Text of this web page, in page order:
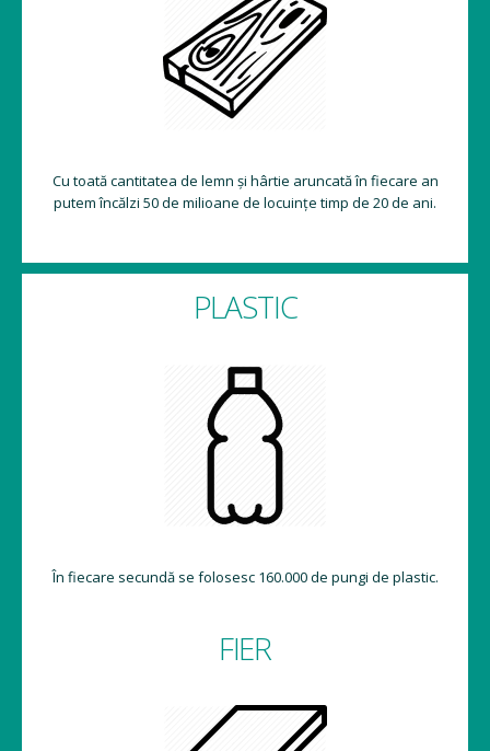
Cu toată cantitatea de lemn și hârtie aruncată în fiecare an
putem încălzi 50 de milioane de locuințe timp de 20 de ani.
PLASTIC
În fiecare secundă se folosesc 160.000 de pungi de plastic.
FIER